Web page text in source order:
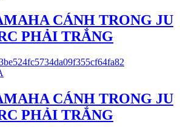
CÁNH TRONG JU
PHẢI TRẮNG
CÁNH TRONG JU
PHẢI TRẮNG